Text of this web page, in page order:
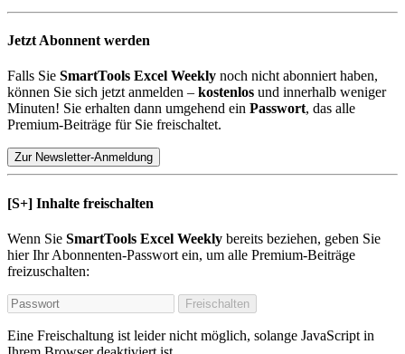
Jetzt Abonnent werden
Falls Sie SmartTools Excel Weekly noch nicht abonniert haben,
können Sie sich jetzt anmelden – kostenlos und innerhalb weniger
Minuten! Sie erhalten dann umgehend ein Passwort, das alle
Premium-Beiträge für Sie freischaltet.
Zur Newsletter-Anmeldung
[S+] Inhalte freischalten
Wenn Sie SmartTools Excel Weekly bereits beziehen, geben Sie
hier Ihr Abonnenten-Passwort ein, um alle Premium-Beiträge
freizuschalten:
Freischalten
Eine Freischaltung ist leider nicht möglich, solange JavaScript in